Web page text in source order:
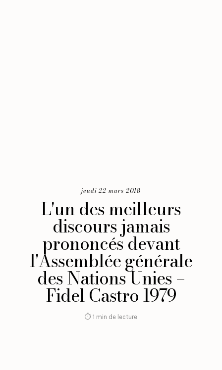
jeudi 22 mars 2018
L'un des meilleurs
discours jamais
prononcés devant
l'Assemblée générale
des Nations Unies –
Fidel Castro 1979
⏱ 1 min de lecture